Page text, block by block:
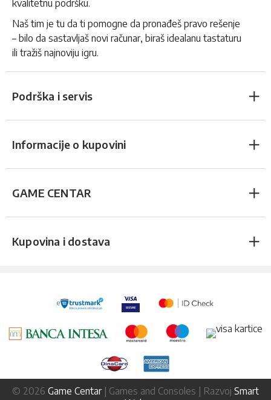
kvalitetnu podršku.
Naš tim je tu da ti pomogne da pronađeš pravo rešenje
– bilo da sastavljaš novi računar, biraš idealanu tastaturu
ili tražiš najnoviju igru.
Podrška i servis
Informacije o kupovini
GAME CENTAR
Kupovina i dostava
© 2026 Game Centar| Games and Consoles | Razvoj Smart